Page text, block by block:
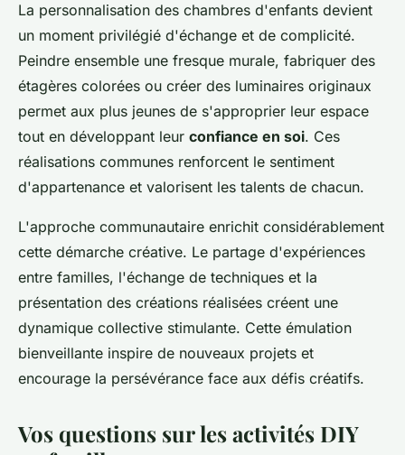
La personnalisation des chambres d'enfants devient
un moment privilégié d'échange et de complicité.
Peindre ensemble une fresque murale, fabriquer des
étagères colorées ou créer des luminaires originaux
permet aux plus jeunes de s'approprier leur espace
tout en développant leur confiance en soi. Ces
réalisations communes renforcent le sentiment
d'appartenance et valorisent les talents de chacun.
L'approche communautaire enrichit considérablement
cette démarche créative. Le partage d'expériences
entre familles, l'échange de techniques et la
présentation des créations réalisées créent une
dynamique collective stimulante. Cette émulation
bienveillante inspire de nouveaux projets et
encourage la persévérance face aux défis créatifs.
Vos questions sur les activités DIY